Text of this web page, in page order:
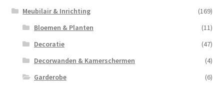
Meubilair & Inrichting
(169)
Bloemen & Planten
(11)
Decoratie
(47)
Decorwanden & Kamerschermen
(4)
Garderobe
(6)